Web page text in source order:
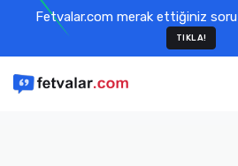
Fetvalar.com merak ettiğiniz
TIKLA!